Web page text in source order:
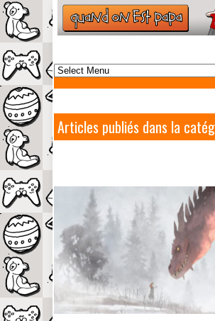
Articles publiés dans la
Animation "